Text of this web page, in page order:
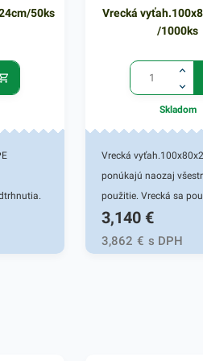
50ks
a
a
a
Vrecká
/1000ks
Skladom
Vrecká
ponúkajú naozaj
použitie. Vrecká sa
balenie rôznych
vhodné na uskladnenie v
chladničke i v
3,140 €
3,862 € s DPH